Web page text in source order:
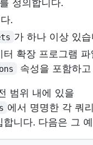
.
가 하나 이상 있습
확장 프로그램
속성을 포함하
범위 내에 있을
에서 명명한 각 쿼
니다. 다음은 그